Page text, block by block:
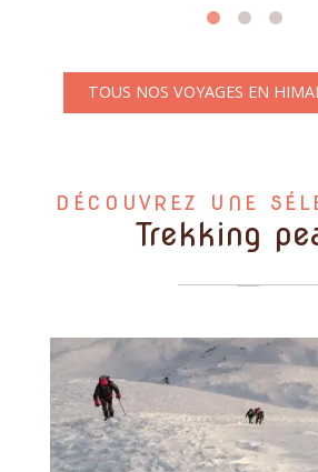
TOUS NOS VOYAGES EN
DÉCOUVREZ UNE
Trekking